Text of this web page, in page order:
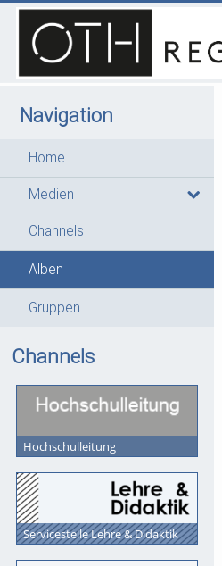
Navigation
Home
Medien
Channels
Alben
Gruppen
Channels
Hochschulleitung
Servicestelle Lehre & Didaktik